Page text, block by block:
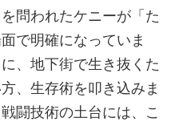
問われたケニーが「た
で明確になっていま
、地下街で生き抜くた
、生存術を叩き込みま
闘技術の土台には、こ